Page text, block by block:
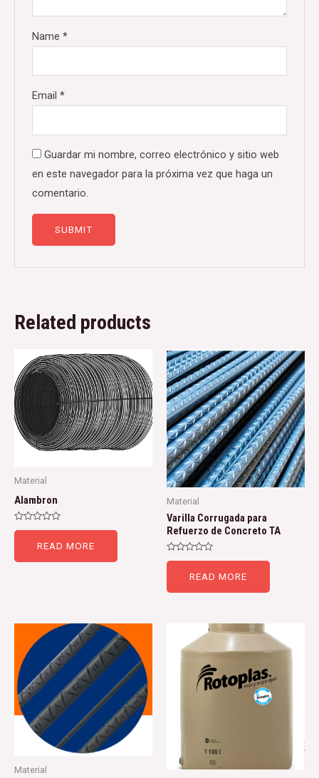
Name*
Email*
Guardar mi nombre, correo electrónico y sitio web
en este navegador para la próxima vez que haga un
comentario.
Related products
Material
Alambron
Rated
5
READ MORE
Material
Varilla Corrugada para
Refuerzo de Concreto TA
Rated
5
READ MORE
Material